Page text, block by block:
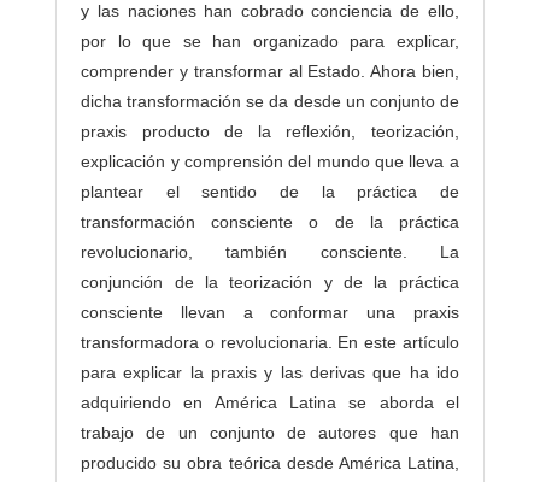
y las naciones han cobrado conciencia de ello,
por lo que se han organizado para explicar,
comprender y transformar al Estado. Ahora bien,
dicha transformación se da desde un conjunto de
praxis producto de la reflexión, teorización,
explicación y comprensión del mundo que lleva a
plantear el sentido de la práctica de
transformación consciente o de la práctica
revolucionario, también consciente. La
conjunción de la teorización y de la práctica
consciente llevan a conformar una praxis
transformadora o revolucionaria. En este artículo
para explicar la praxis y las derivas que ha ido
adquiriendo en América Latina se aborda el
trabajo de un conjunto de autores que han
producido su obra teórica desde América Latina,